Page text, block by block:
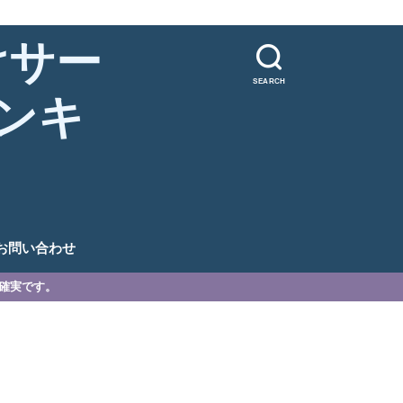
SEARCH
ー
キ
問い合わせ
実です。